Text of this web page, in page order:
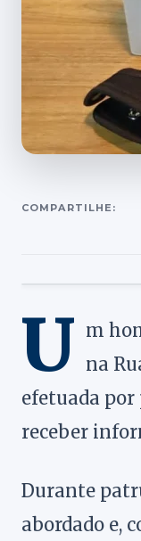
COMPARTILHE:
U m
na
efetuada por
receber
Durante
abordado e,